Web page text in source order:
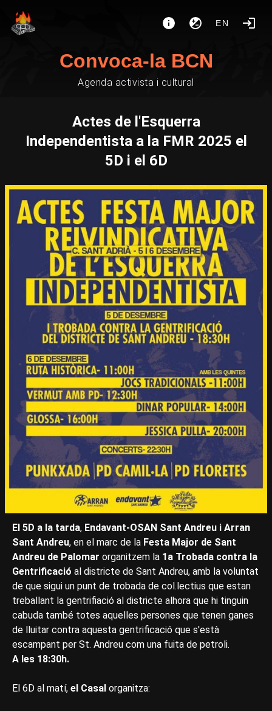
EN
Convoca-la BCN
Agenda activista i cultural
Actes de l'Esquerra
Independentista a la FMR 2025 el
5D i el 6D
El 5D a la tarda, Endavant-OSAN Sant Andreu i Arran
Sant Andreu, en el marc de la Festa Major de Sant
Andreu de Palomar organitzem la 1a Trobada contra la
Gentrificació al districte de Sant Andreu, amb la voluntat
de que sigui un punt de trobada de col.lectius que estan
treballant la gentrifiació al districte alhora que hi tinguin
cabuda també totes aquelles persones que tenen ganes
de lluitar contra aquesta gentrificació que s'està
escampant per St. Andreu com una fuita de petroli.
A les 18:30h.
El 6D al matí, el Casal organitza: